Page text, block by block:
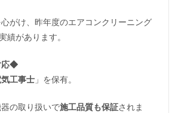
がけ、昨年度のエアコンクリーニング
績があります。
◆
工事士 」を保有。
の取り扱いで施工品質も保証されま